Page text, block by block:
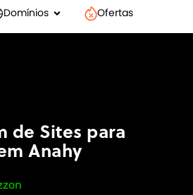
Domínios
Ofertas
de Sites para
Anahy